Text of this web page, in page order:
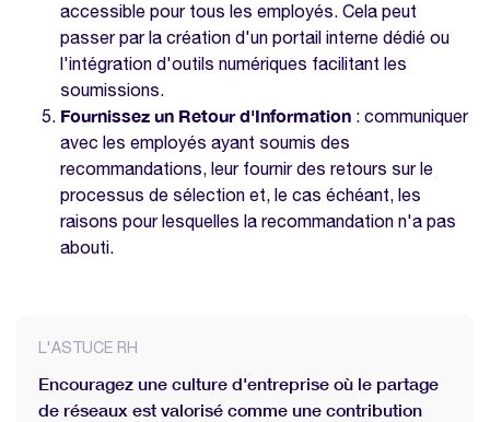
accessible pour tous les employés. Cela peut
passer par la création d'un portail interne dédié ou
l'intégration d'outils numériques facilitant les
soumissions.
Fournissez un Retour d'Information : communiquer
avec les employés ayant soumis des
recommandations, leur fournir des retours sur le
processus de sélection et, le cas échéant, les
raisons pour lesquelles la recommandation n'a pas
abouti.
L'ASTUCE RH
Encouragez une culture d'entreprise où le partage
de réseaux est valorisé comme une contribution